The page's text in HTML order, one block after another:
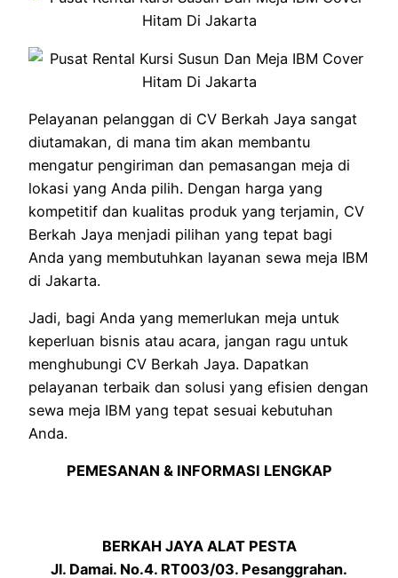
Pelayanan pelanggan di CV Berkah Jaya sangat
diutamakan, di mana tim akan membantu
mengatur pengiriman dan pemasangan meja di
lokasi yang Anda pilih. Dengan harga yang
kompetitif dan kualitas produk yang terjamin, CV
Berkah Jaya menjadi pilihan yang tepat bagi
Anda yang membutuhkan layanan sewa meja IBM
di Jakarta.
Jadi, bagi Anda yang memerlukan meja untuk
keperluan bisnis atau acara, jangan ragu untuk
menghubungi CV Berkah Jaya. Dapatkan
pelayanan terbaik dan solusi yang efisien dengan
sewa meja IBM yang tepat sesuai kebutuhan
Anda.
PEMESANAN & INFORMASI LENGKAP
BERKAH JAYA ALAT PESTA
Jl. Damai. No.4. RT003/03. Pesanggrahan.